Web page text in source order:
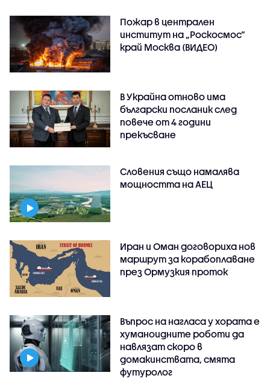
Пожар в централен
институт на „Роскосмос“
край Москва (ВИДЕО)
В Украйна отново има
български посланик след
повече от 4 години
прекъсване
Словения също намалява
мощността на АЕЦ
Иран и Оман договориха нов
маршрут за корабоплаване
през Ормузкия проток
Въпрос на нагласа у хората е
хуманоидните роботи да
навлязат скоро в
домакинствата, смята
футуролог